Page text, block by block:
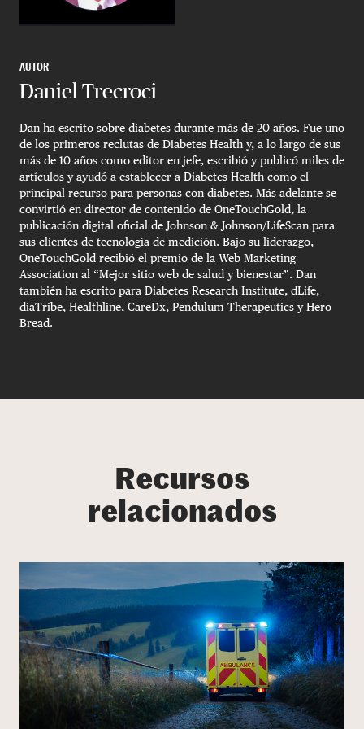
AUTOR
Daniel Trecroci
Dan ha escrito sobre diabetes durante más de 20 años. Fue uno
de los primeros reclutas de Diabetes Health y, a lo largo de sus
más de 10 años como editor en jefe, escribió y publicó miles de
artículos y ayudó a establecer a Diabetes Health como el
principal recurso para personas con diabetes. Más adelante se
convirtió en director de contenido de OneTouchGold, la
publicación digital oficial de Johnson & Johnson/LifeScan para
sus clientes de tecnología de medición. Bajo su liderazgo,
OneTouchGold recibió el premio de la Web Marketing
Association al “Mejor sitio web de salud y bienestar”. Dan
también ha escrito para Diabetes Research Institute, dLife,
diaTribe, Healthline, CareDx, Pendulum Therapeutics y Hero
Bread.
Recursos
relacionados